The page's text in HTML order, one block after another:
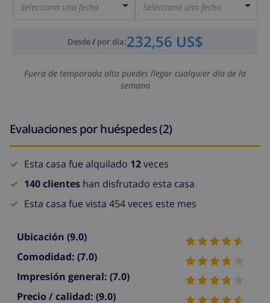
Selecciona una fecha Selecciona una fecha
Desde/ por día:232,56 US$
Fuera de temporada alta puedes llegar cualquier día de la
semana
Evaluaciones por huéspedes (2)
Esta casa fue alquilado 12veces
140 clientes han disfrutado esta casa
Esta casa fue vista 454 veces este mes
Ubicación (9.0)
Comodidad: (7.0)
Impresión general: (7.0)
Precio / calidad: (9.0)